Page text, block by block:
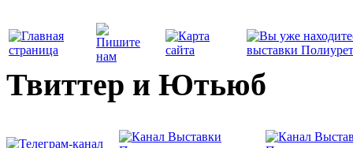
Твиттер и Ютьюб